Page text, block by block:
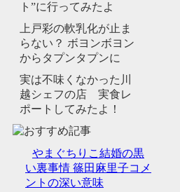
ト”に行ってみたよ
上戸彩の軟乳化が止ま
らない？ ボヨンボヨン
からタプンタプンに
実は不味くなかった川
越シェフの店 実食レ
ポートしてみたよ！
やまぐちりこ結婚の黒
い裏事情 篠田麻里子コメ
ントの深い意味